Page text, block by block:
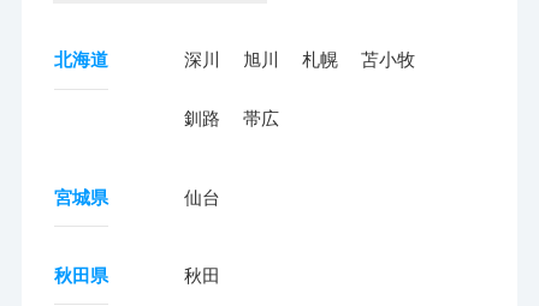
北海道 深川 旭川 札幌 苫小牧
釧路 帯広
宮城県 仙台
秋田県 秋田